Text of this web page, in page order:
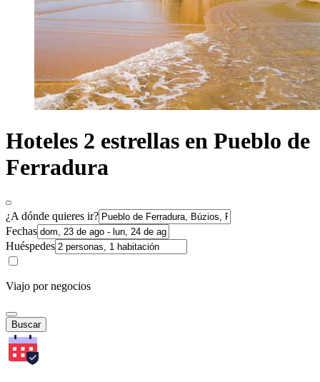
Hoteles 2 estrellas en Pueblo de
Ferradura
¿A dónde quieres ir?
Fechas
Huéspedes
Viajo por negocios
Buscar